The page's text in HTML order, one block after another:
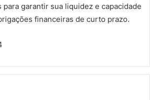
para garantir sua liquidez e capacidade
financeiras de curto prazo.